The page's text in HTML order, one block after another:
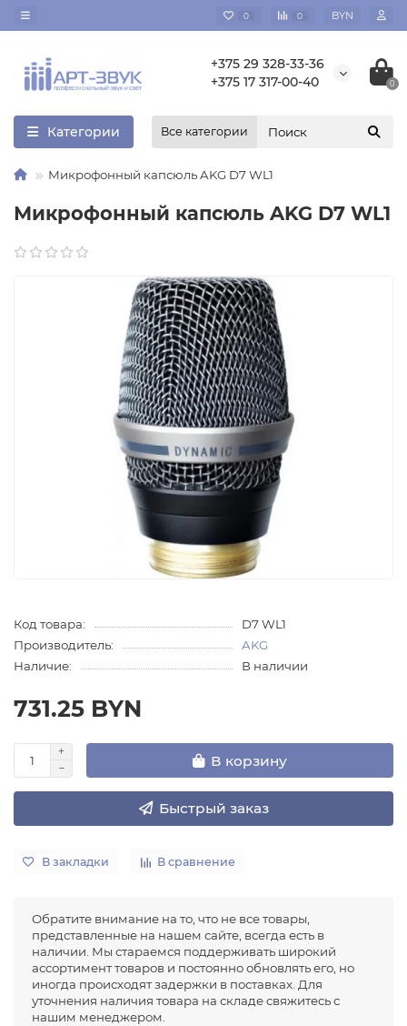
0 0 BYN
+375 29 328-33-36
+375 17 317-00-40
0
Категории Все категории
Микрофонный капсюль AKG D7 WL1
Микрофонный капсюль AKG D7 WL1
Код товара:
D7 WL1
Производитель:
AKG
Наличие:
В наличии
731.25 BYN
В корзину
Быстрый заказ
В закладки В сравнение
Обратите внимание на то, что не все товары,
представленные на нашем сайте, всегда есть в
наличии. Мы стараемся поддерживать широкий
ассортимент товаров и постоянно обновлять его, но
иногда происходят задержки в поставках. Для
уточнения наличия товара на складе свяжитесь с
нашим менеджером.